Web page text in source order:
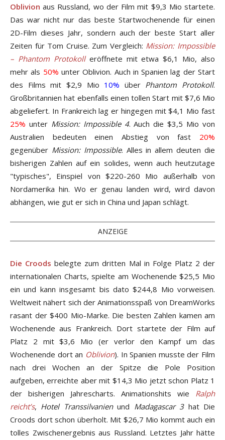
Oblivion aus Russland, wo der Film mit $9,3 Mio startete.
Das war nicht nur das beste Startwochenende für einen
2D-Film dieses Jahr, sondern auch der beste Start aller
Zeiten für Tom Cruise. Zum Vergleich: Mission: Impossible
– Phantom Protokolleröffnete mit etwa $6,1 Mio, also
mehr als 50% unter Oblivion. Auch in Spanien lag der Start
des Films mit $2,9 Mio 10% über Phantom Protokoll.
Großbritannien hat ebenfalls einen tollen Start mit $7,6 Mio
abgeliefert. In Frankreich lag er hingegen mit $4,1 Mio fast
25% unter Mission: Impossible 4. Auch die $3,5 Mio von
Australien bedeuten einen Abstieg von fast 20%
gegenüber Mission: Impossible. Alles in allem deuten die
bisherigen Zahlen auf ein solides, wenn auch heutzutage
"typisches", Einspiel von $220-260 Mio außerhalb von
Nordamerika hin. Wo er genau landen wird, wird davon
abhängen, wie gut er sich in China und Japan schlägt.
ANZEIGE
Die Croods belegte zum dritten Mal in Folge Platz 2 der
internationalen Charts, spielte am Wochenende $25,5 Mio
ein und kann insgesamt bis dato $244,8 Mio vorweisen.
Weltweit nähert sich der Animationsspaß von DreamWorks
rasant der $400 Mio-Marke. Die besten Zahlen kamen am
Wochenende aus Frankreich. Dort startete der Film auf
Platz 2 mit $3,6 Mio (er verlor den Kampf um das
Wochenende dort an Oblivion). In Spanien musste der Film
nach drei Wochen an der Spitze die Pole Position
aufgeben, erreichte aber mit $14,3 Mio jetzt schon Platz 1
der bisherigen Jahrescharts. Animationshits wie Ralph
reicht’s, Hotel Transsilvanienund Madagascar 3hat Die
Croods dort schon überholt. Mit $26,7 Mio kommt auch ein
tolles Zwischenergebnis aus Russland. Letztes Jahr hätte